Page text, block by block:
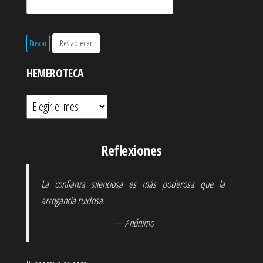
HEMEROTECA
Hemeroteca
Reflexiones
La confianza silenciosa es más poderosa que la
arrogancia ruidosa.
— Anónimo